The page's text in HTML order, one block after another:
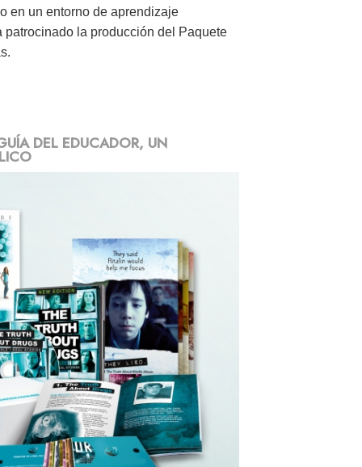
en un entorno de aprendizaje
la producción del Paquete
DEL EDUCADOR, UN